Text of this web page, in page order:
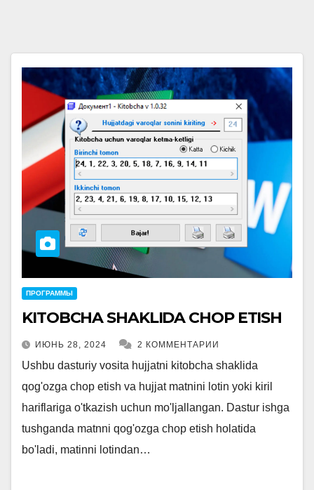
ПРОГРАММЫ
KITOBCHA SHAKLIDA CHOP ETISH
ИЮНЬ 28, 2024 2 КОММЕНТАРИИ
Ushbu dasturiy vosita hujjatni kitobcha shaklida
qog'ozga chop etish va hujjat matnini lotin yoki kiril
hariflariga o'tkazish uchun mo'ljallangan. Dastur ishga
tushganda matnni qog'ozga chop etish holatida
bo'ladi, matinni lotindan…